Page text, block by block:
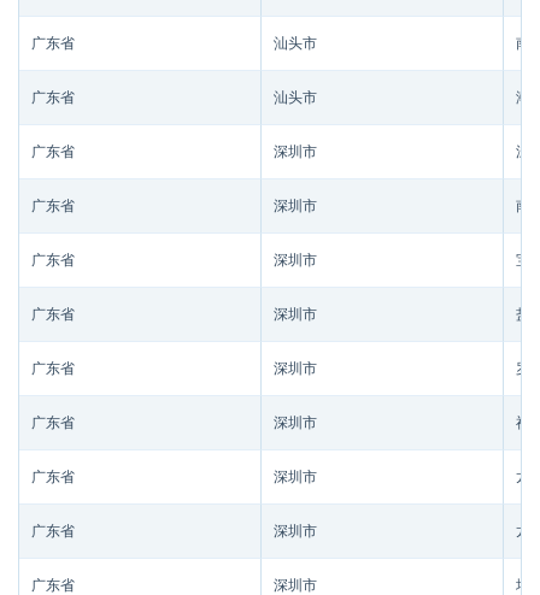
广东省 汕头市 南
广东省 汕头市 潮
广东省 深圳市 深
广东省 深圳市 南
广东省 深圳市 宝
广东省 深圳市 盐
广东省 深圳市 罗
广东省 深圳市 福
广东省 深圳市 龙
广东省 深圳市 龙
广东省 深圳市 坪